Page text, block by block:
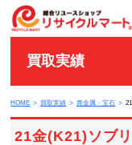
買取実績
HOME 買取実績 貴金属・宝石
21金(K21)ソブ